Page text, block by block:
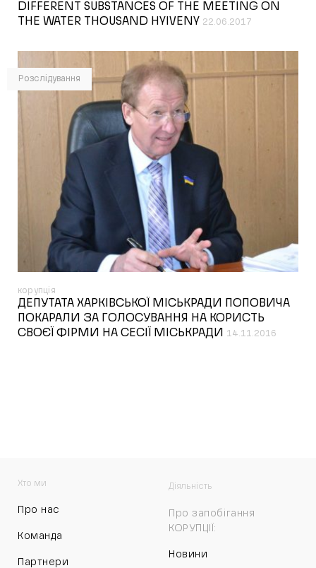
DIFFERENT SUBSTANCES OF THE MEETING ON
THE WATER THOUSAND HYIVENY 22.06.2017
Розслідування
корупція
ДЕПУТАТА ХАРКІВСЬКОЇ МІСЬКРАДИ ПОПОВИЧА
ПОКАРАЛИ ЗА ГОЛОСУВАННЯ НА КОРИСТЬ
СВОЄЇ ФІРМИ НА СЕСІЇ МІСЬКРАДИ
14.11.2016
Хто ми
Про нас
Команда
Партнери
Діяльність
Про запобігання
КОРУПЦІЇ:
Новини